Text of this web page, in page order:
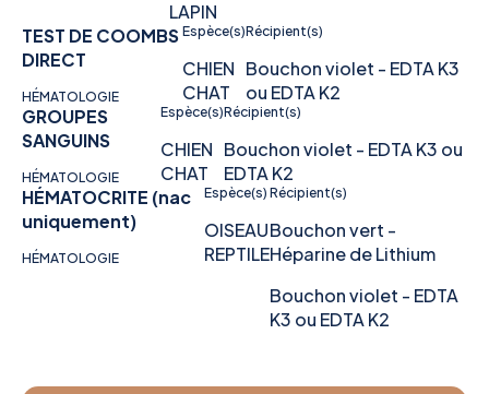
LAPIN
TEST DE COOMBS
DIRECT
HÉMATOLOGIE
Espèce(s)
CHIEN
CHAT
Récipient(s)
Bouchon violet - EDTA K3
ou EDTA K2
GROUPES
SANGUINS
HÉMATOLOGIE
Espèce(s)
CHIEN
CHAT
Récipient(s)
Bouchon violet - EDTA K3 ou
EDTA K2
HÉMATOCRITE (nac
uniquement)
HÉMATOLOGIE
Espèce(s)
OISEAU
REPTILE
Récipient(s)
Bouchon vert -
Héparine de Lithium
Bouchon violet - EDTA
K3 ou EDTA K2